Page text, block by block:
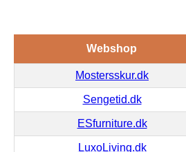
Webshop
Mostersskur.dk
Sengetid.dk
ESfurniture.dk
LuxoLiving.dk